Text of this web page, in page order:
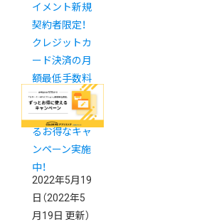
イメント新規
契約者限定！
クレジットカ
ード決済の月
額最低手数料
が今なら【永
年無料】にな
るお得なキャ
ンペーン実施
中！
2022年5月19
日 （2022年5
月19日 更新）